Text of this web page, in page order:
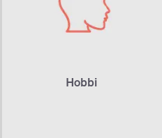
Hobbi